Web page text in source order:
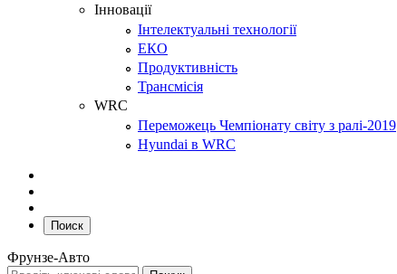
Інновації
Інтелектуальні технології
ЕКО
Продуктивність
Трансмісія
WRC
Переможець Чемпіонату світу з ралі-2019
Hyundai в WRC
Поиск
Фрунзе-Авто